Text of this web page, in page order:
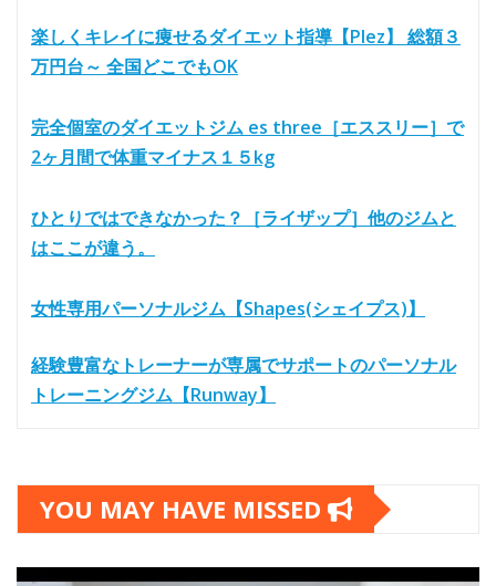
楽しくキレイに痩せるダイエット指導【Plez】 総額３
万円台～ 全国どこでもOK
完全個室のダイエットジム es three［エススリー］で
2ヶ月間で体重マイナス１５kg
ひとりではできなかった？［ライザップ］他のジムと
はここが違う。
女性専用パーソナルジム【Shapes(シェイプス)】
経験豊富なトレーナーが専属でサポートのパーソナル
トレーニングジム【Runway】
YOU MAY HAVE MISSED